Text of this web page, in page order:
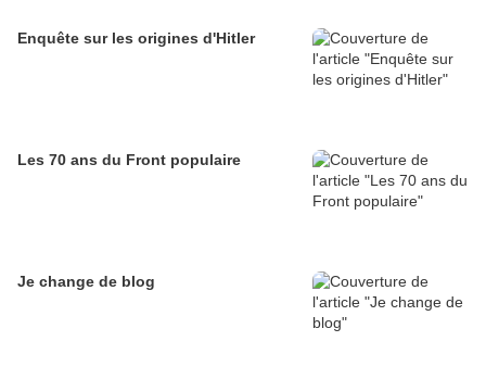
Enquête sur les origines d'Hitler
Les 70 ans du Front populaire
Je change de blog